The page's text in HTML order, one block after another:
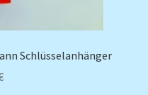
Schlüsselanhänger